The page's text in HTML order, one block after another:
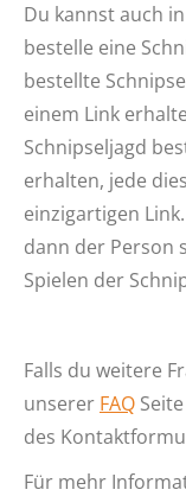
Du kannst auch
bestelle eine
bestellte
einem Link
Schnipseljagd
erhalten, jede
einzigartigen
dann der Person
Spielen der
Falls du weitere
unserer FAQ
des
Für mehr